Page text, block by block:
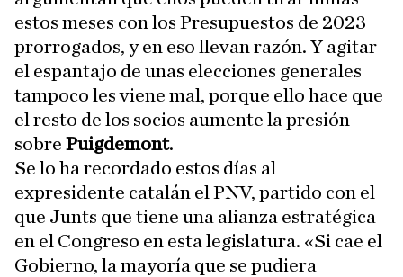
estos meses con los Presupuestos de 2023
prorrogados, y en eso llevan razón. Y agitar
el espantajo de unas elecciones generales
tampoco les viene mal, porque ello hace que
el resto de los socios aumente la presión
sobre Puigdemont.
Se lo ha recordado estos días al
expresidente catalán el PNV, partido con el
que Junts que tiene una alianza estratégica
en el Congreso en esta legislatura. «Si cae el
Gobierno, la mayoría que se pudiera